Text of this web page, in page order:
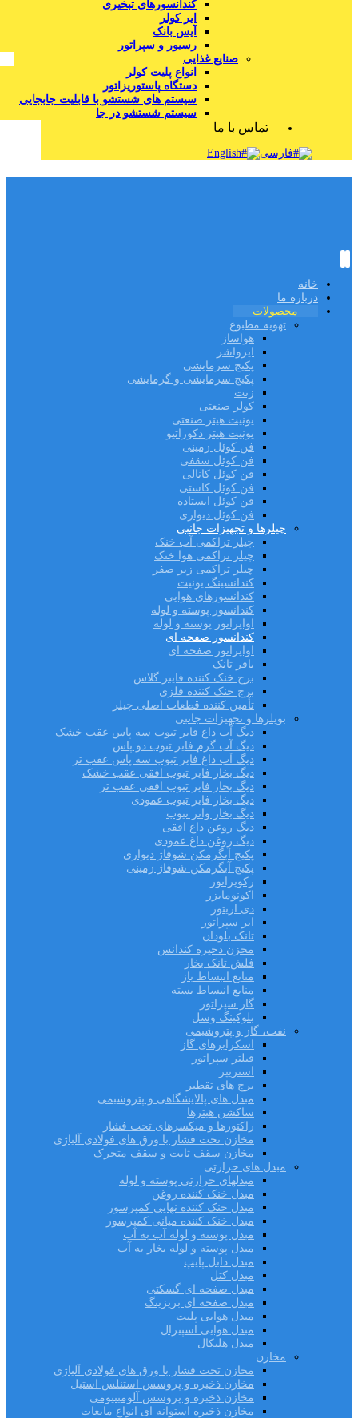
کندانسورهای تبخیری
ایر کولر
آیس بانک
رسیور و سپراتور
صنایع غذایی
انواع پلیت کولر
دستگاه پاستوریزاتور
سیستم های شستشو با قابلیت جابجایی
سیستم شستشو در جا
تماس با ما
فارسی English
خانه
درباره ما
محصولات
تهویه مطبوع
هواساز
ایرواشر
پکیج سرمایشی
پکیج سرمایشی و گرمایشی
زنت
کولر صنعتی
یونیت هیتر صنعتی
یونیت هیتر دکوراتیو
فن کوئل زمینی
فن کوئل سقفی
فن کوئل کانالی
فن کوئل کاستی
فن کوئل ایستاده
فن کوئل دیواری
چیلرها و تجهیزات جانبی
چیلر تراکمی آب خنک
چیلر تراکمی هوا خنک
چیلر تراکمی زیر صفر
کندانسینگ یونیت
کندانسورهای هوایی
کندانسور پوسته و لوله
اواپراتور پوسته و لوله
کندانسور صفحه ای
اواپراتور صفحه ای
بافر تانک
برج خنک کننده فایبر گلاس
برج خنک کننده فلزی
تأمین کننده قطعات اصلی چیلر
بویلرها و تجهیزات جانبی
دیگ آب داغ فایر تیوب سه پاس عقب خشک
دیگ آب گرم فایر تیوب دو پاس
دیگ آب داغ فایر تیوب سه پاس عقب تر
دیگ بخار فایر تیوب افقی عقب خشک
دیگ بخار فایر تیوب افقی عقب تر
دیگ بخار فایر تیوب عمودی
دیگ بخار واتر تیوب
دیگ روغن داغ افقی
دیگ روغن داغ عمودی
پکیج آبگرمکن شوفاژ دیواری
پکیج آبگرمکن شوفاژ زمینی
رکوپراتور
اکونومایزر
دی اریتور
ایر سپراتور
تانک بلودان
مخزن ذخیره کندانس
فلش تانک بخار
منابع انبساط باز
منابع انبساط بسته
گاز سپراتور
بلوکینگ وسل
نفت، گاز و پتروشیمی
اسکرابرهای گاز
فیلتر سپراتور
استریپر
برج های تقطیر
مبدل های پالایشگاهی و پتروشیمی
ساکشن هیترها
راکتورها و میکسرهای تحت فشار
مخازن تحت فشار با ورق های فولادی آلیاژی
مخازن سقف ثابت و سقف متحرک
مبدل های حرارتی
مبدلهای حرارتی پوسته و لوله
مبدل خنک کننده روغن
مبدل خنک کننده نهایی کمپرسور
مبدل خنک کننده میانی کمپرسور
مبدل پوسته و لوله آب به آب
مبدل پوسته و لوله بخار به آب
مبدل دابل پایپ
مبدل کتل
مبدل صفحه ای گسکتی
مبدل صفحه ای بریزینگ
مبدل هوایی پلیت
مبدل هوایی اسپیرال
مبدل هلیکال
مخازن
مخازن تحت فشار با ورق های فولادی آلیاژی
مخازن ذخیره و پروسس استنلس استیل
مخازن ذخیره و پروسس آلومینیومی
مخازن ذخیره استوانه ای انواع مایعات